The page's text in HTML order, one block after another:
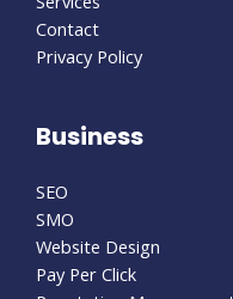
Contact
Privacy Policy
Business
SEO
SMO
Website Design
Pay Per Click